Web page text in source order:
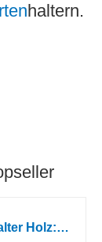
haltern.
Dengthrive Visitenkartenhalter Holz: 2 Stück Visitenkartenständer Hergestellt aus Natürlichem Walnussholz und Hochwertigem Messing Klassisches Design Geeignet für Büros, Hotels, Restaurants